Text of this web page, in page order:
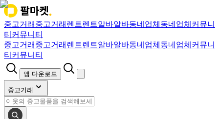
중고거래 중고거래 렌트렌트알바알바동네업체 동네업체 커뮤니
티 커뮤니티
중고거래 중고거래 렌트렌트알바알바동네업체 동네업체 커뮤니
티 커뮤니티
앱 다운로드
중고거래